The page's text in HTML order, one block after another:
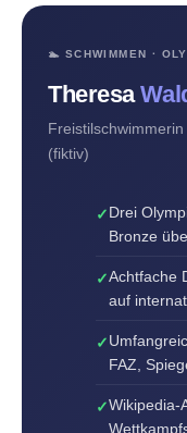
🏊 SCHWIMMEN ·
Theresa
(fiktiv)
Drei
Bronze
Achtfache
auf
FAZ,
Wikipedia-